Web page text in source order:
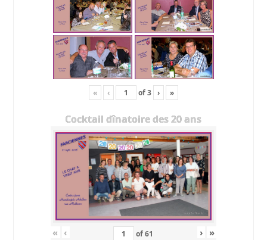
« ‹ of3 › »
Cocktail dînatoire des 20 ans
« ‹ of61 › »